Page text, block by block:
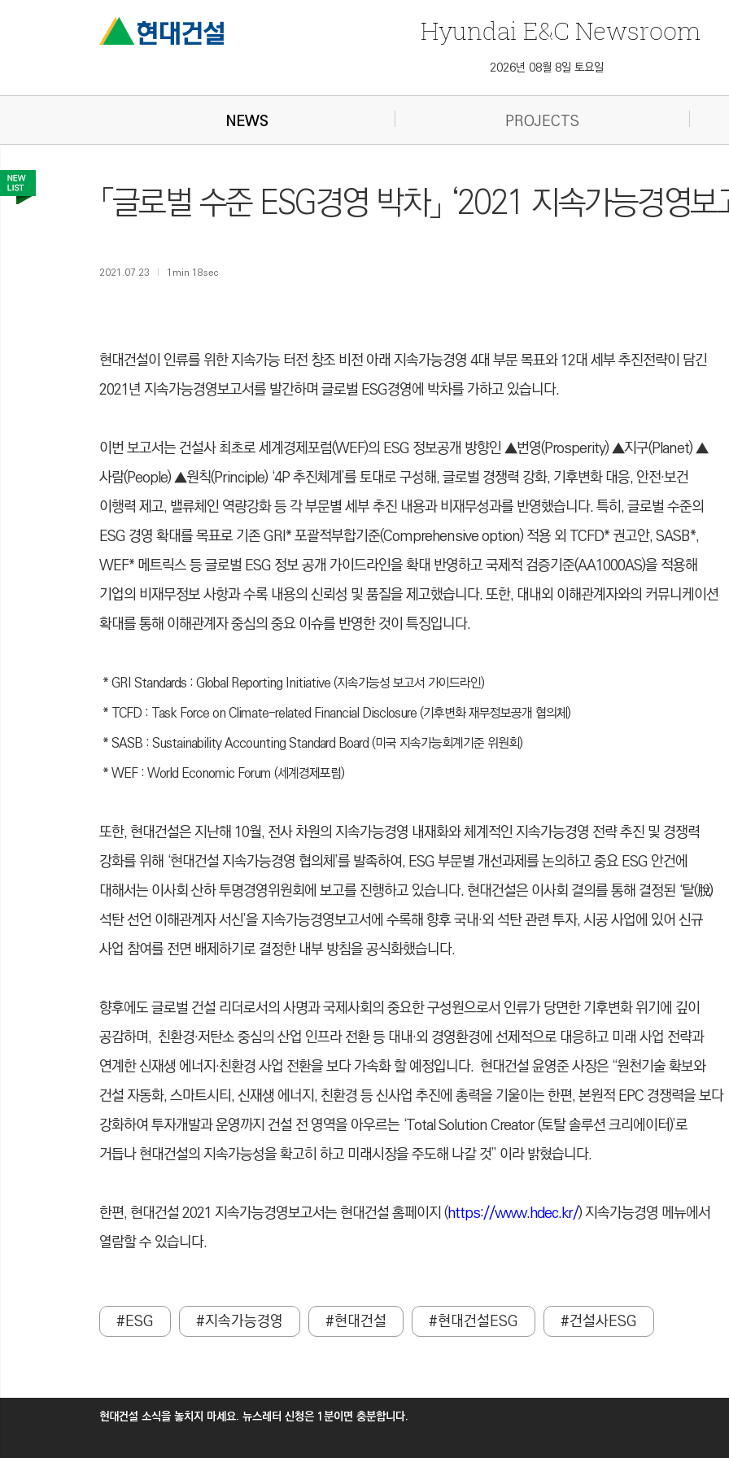
Hyundai E&C Newsroom
2026년 08월 8일 토요일
NEWS PROJECTS
「글로벌 수준 ESG경영 박차」 ‘2021 지속가능경영보
2021.07.23 1min 18sec
현대건설이 인류를 위한 지속가능 터전 창조 비전 아래 지속가능경영 4대 부문 목표와 12대 세부 추진전략이 담긴
2021년 지속가능경영보고서를 발간하며 글로벌 ESG경영에 박차를 가하고 있습니다.
이번 보고서는 건설사 최초로 세계경제포럼(WEF)의 ESG 정보공개 방향인 ▲번영(Prosperity) ▲지구(Planet) ▲
사람(People) ▲원칙(Principle) ‘4P 추진체계’를 토대로 구성해, 글로벌 경쟁력 강화, 기후변화 대응, 안전·보건
이행력 제고, 밸류체인 역량강화 등 각 부문별 세부 추진 내용과 비재무성과를 반영했습니다. 특히, 글로벌 수준의
ESG 경영 확대를 목표로 기존 GRI* 포괄적부합기준(Comprehensive option) 적용 외 TCFD* 권고안, SASB*,
WEF* 메트릭스 등 글로벌 ESG 정보 공개 가이드라인을 확대 반영하고 국제적 검증기준(AA1000AS)을 적용해
기업의 비재무정보 사항과 수록 내용의 신뢰성 및 품질을 제고했습니다. 또한, 대내외 이해관계자와의 커뮤니케이션
확대를 통해 이해관계자 중심의 중요 이슈를 반영한 것이 특징입니다.
* GRI Standards : Global Reporting Initiative (지속가능성 보고서 가이드라인)
* TCFD : Task Force on Climate-related Financial Disclosure (기후변화 재무정보공개 협의체)
* SASB : Sustainability Accounting Standard Board (미국 지속가능회계기준 위원회)
* WEF : World Economic Forum (세계경제포럼)
또한, 현대건설은 지난해 10월, 전사 차원의 지속가능경영 내재화와 체계적인 지속가능경영 전략 추진 및 경쟁력
강화를 위해 ‘현대건설 지속가능경영 협의체’를 발족하여, ESG 부문별 개선과제를 논의하고 중요 ESG 안건에
대해서는 이사회 산하 투명경영위원회에 보고를 진행하고 있습니다. 현대건설은 이사회 결의를 통해 결정된 ‘탈(脫)
석탄 선언 이해관계자 서신’을 지속가능경영보고서에 수록해 향후 국내·외 석탄 관련 투자, 시공 사업에 있어 신규
사업 참여를 전면 배제하기로 결정한 내부 방침을 공식화했습니다.
향후에도 글로벌 건설 리더로서의 사명과 국제사회의 중요한 구성원으로서 인류가 당면한 기후변화 위기에 깊이
공감하며, 친환경·저탄소 중심의 산업 인프라 전환 등 대내·외 경영환경에 선제적으로 대응하고 미래 사업 전략과
연계한 신재생 에너지·친환경 사업 전환을 보다 가속화 할 예정입니다. 현대건설 윤영준 사장은 “원천기술 확보와
건설 자동화, 스마트시티, 신재생 에너지, 친환경 등 신사업 추진에 총력을 기울이는 한편, 본원적 EPC 경쟁력을 보다
강화하여 투자개발과 운영까지 건설 전 영역을 아우르는 ‘Total Solution Creator (토탈 솔루션 크리에이터)’로
거듭나 현대건설의 지속가능성을 확고히 하고 미래시장을 주도해 나갈 것” 이라 밝혔습니다.
한편, 현대건설 2021 지속가능경영보고서는 현대건설 홈페이지 (https://www.hdec.kr/) 지속가능경영 메뉴에서
열람할 수 있습니다.
#ESG #지속가능경영 #현대건설 #현대건설ESG #건설사ESG
현대건설 소식을 놓치지 마세요. 뉴스레터 신청은 1분이면 충분합니다.